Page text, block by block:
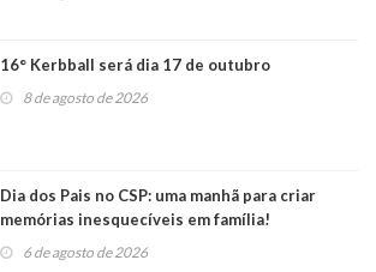
16° Kerbball será dia 17 de outubro
8 de agosto de 2026
Dia dos Pais no CSP: uma manhã para criar
memórias inesquecíveis em família!
6 de agosto de 2026